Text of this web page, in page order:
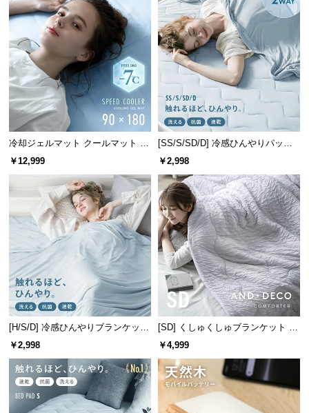
配
送
に
つ
い
て
小
型
商
品
配
送
い
て
開
梱
設
置
サ
ー
冷却ジェルマット クールマット 90
×180cm ナトリウムタイプ
￥12,999
[SS/S/SD/D] 冷感ひんやりパッド
リバーシブル 速乾 抗菌 洗える
￥2,998
[H/S/D] 冷感ひんやりブランケット
リバーシブル 速乾 抗菌 洗える
￥2,998
[SD] くしゅくしゅブランケット レ
ーヨン100% とろける肌触り
￥4,999